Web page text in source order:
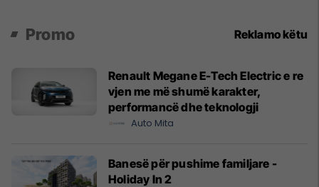
Promo Reklamo këtu
Renault Megane E-Tech Electric e re
vjen me më shumë karakter,
performancë dhe teknologji
Auto Mita
Banesë për pushime familjare -
Holiday In 2